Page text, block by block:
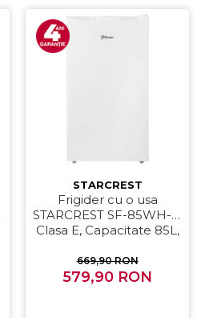
STARCREST
Frigider cu o usa
STARCREST SF-85WH-E,
Clasa E, Capacitate 85L,
Compartiment gheata, H
82 cm, Alb
669,90 RON
579,90 RON